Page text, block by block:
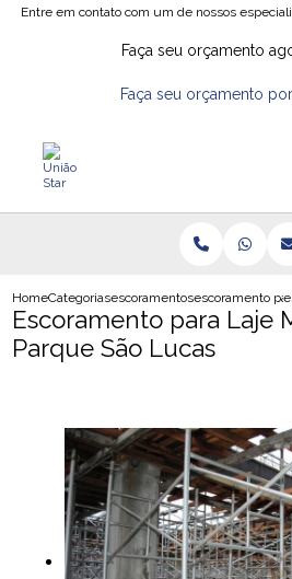
Entre em contato com um de nossos
Faça seu orçamento
Faça seu orçamento
HomeCategoriasescoramentosescoramento
Escoramento para Laje
Parque São Lucas